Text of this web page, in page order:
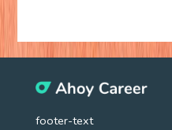
footer-text